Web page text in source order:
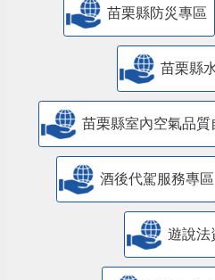
苗栗縣防災專區
苗栗縣
苗栗縣室內空氣品
酒後代駕服務專區
遊說法